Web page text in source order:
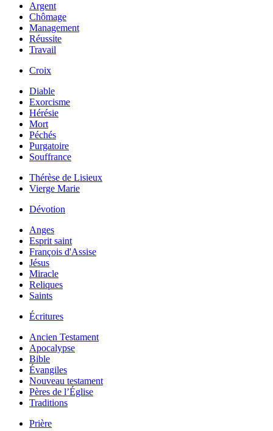
Argent
Chômage
Management
Réussite
Travail
Croix
Diable
Exorcisme
Hérésie
Mort
Péchés
Purgatoire
Souffrance
Thérèse de Lisieux
Vierge Marie
Dévotion
Anges
Esprit saint
François d'Assise
Jésus
Miracle
Reliques
Saints
Écritures
Ancien Testament
Apocalypse
Bible
Évangiles
Nouveau testament
Pères de l’Église
Traditions
Prière